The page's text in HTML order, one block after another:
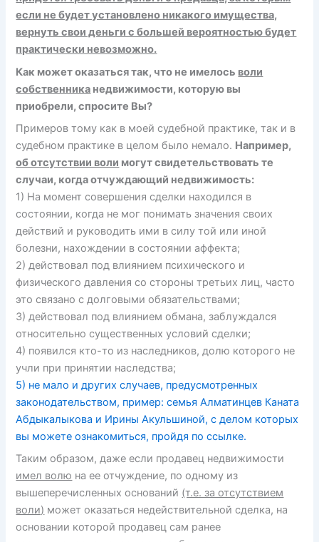
если не будет установлено никакого имущества,
вернуть свои деньги с большей вероятностью будет
практически невозможно.
Как может оказаться так, что не имелось воли
собственника недвижимости, которую вы
приобрели, спросите Вы?
Примеров тому как в моей судебной практике, так и в
судебном практике в целом было немало. Например,
об отсутствии воли могут свидетельствовать те
случаи, когда отчуждающий недвижимость:
1) На момент совершения сделки находился в
состоянии, когда не мог понимать значения своих
действий и руководить ими в силу той или иной
болезни, нахождении в состоянии аффекта;
2) действовал под влиянием психического и
физического давления со стороны третьих лиц, часто
это связано с долговыми обязательствами;
3) действовал под влиянием обмана, заблуждался
относительно существенных условий сделки;
4) появился кто-то из наследников, долю которого не
учли при принятии наследства;
5) не мало и других случаев, предусмотренных
законодательством, пример: семья Алматинцев Каната
Абдыкалыкова и Ирины Акульшиной, с делом которых
вы можете ознакомиться, пройдя по ссылке.
Таким образом, даже если продавец недвижимости
имел волю на ее отчуждение, по одному из
вышеперечисленных оснований (т.е. за отсутствием
воли) может оказаться недействительной сделка, на
основании которой продавец сам ранее